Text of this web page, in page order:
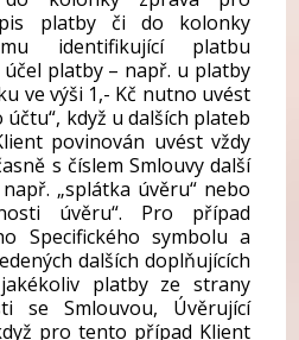
platby či do kolonky
identifikující platbu
platby – např. u platby
ve výši 1,- Kč nutno uvést
když u dalších plateb
povinován uvést vždy
s číslem Smlouvy další
„splátka úvěru“ nebo
úvěru“. Pro případ
Specifického symbolu a
dalších doplňujících
platby ze strany
se Smlouvou, Úvěrující
pro tento případ Klient